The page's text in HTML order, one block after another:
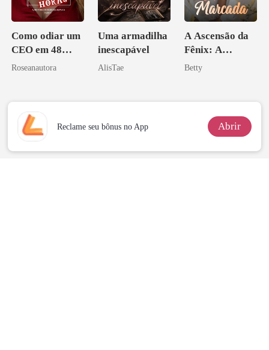
Como odiar um
CEO em 48
horas
Roseanautora
Uma armadilha
inescapável
AlisTae
A Ascensão da
Fênix: A
Vingança da
Betty
Reclame seu bônus no App Abrir